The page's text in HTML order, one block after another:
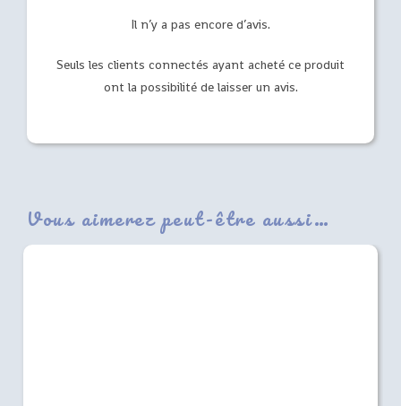
Il n’y a pas encore d’avis.
Seuls les clients connectés ayant acheté ce produit
ont la possibilité de laisser un avis.
Vous aimerez peut-être aussi…